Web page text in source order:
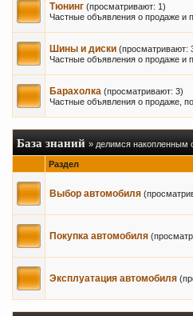
Тюнинг (просматривают: 1)
Частные объявления о продаже и
Шины и диски (просматривают:
Частные объявления о продаже и
Барахолка (просматривают: 3)
Частные объявления о продаже,
База знаний » делимся накопленным
Раздел
Выбор автомобиля
Покупка автомобиля
Эксплуатация автомобиля